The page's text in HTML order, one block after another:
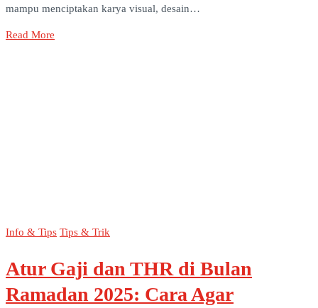
mampu menciptakan karya visual, desain…
Read More
Info & Tips Tips & Trik
Atur Gaji dan THR di Bulan
Ramadan 2025: Cara Agar